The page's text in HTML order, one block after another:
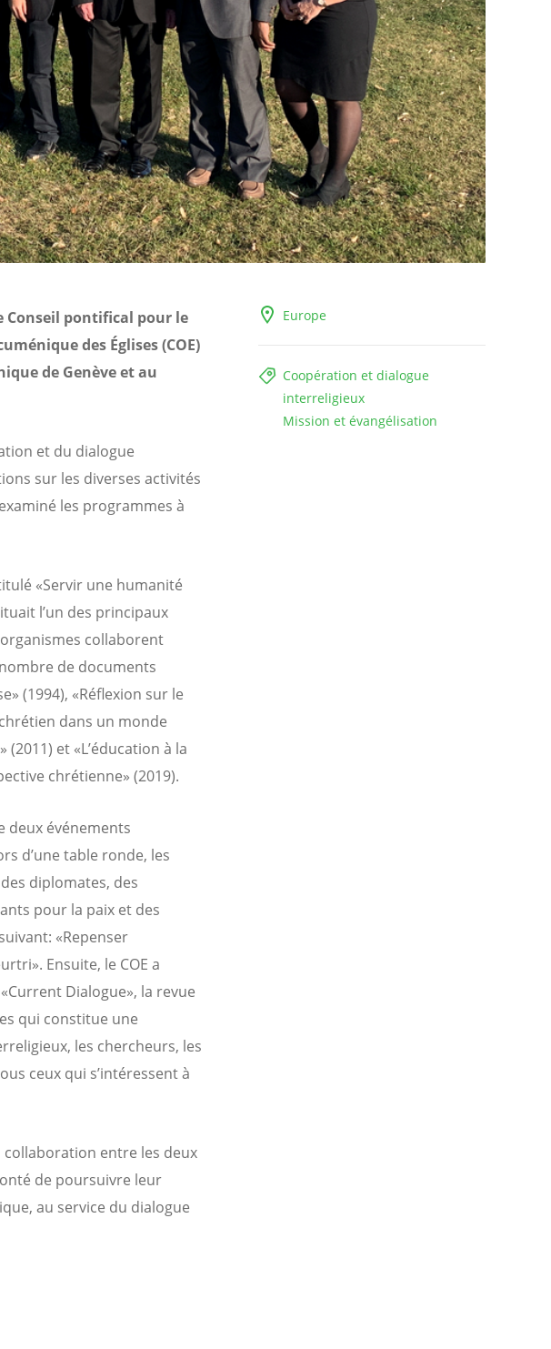
Europe
Coopération et dialogue
interreligieux
Mission et évangélisation
Conseil pontifical pour le
des Églises (COE)
de Genève et au
et du dialogue
sur les diverses activités
les programmes à
«Servir une humanité
l’un des principaux
collaborent
de documents
(1994), «Réflexion sur le
dans un monde
et «L’éducation à la
chrétienne» (2019).
deux événements
d’une table ronde, les
diplomates, des
pour la paix et des
«Repenser
Ensuite, le COE a
Dialogue», la revue
qui constitue une
les chercheurs, les
ceux qui s’intéressent à
collaboration entre les deux
de poursuivre leur
au service du dialogue